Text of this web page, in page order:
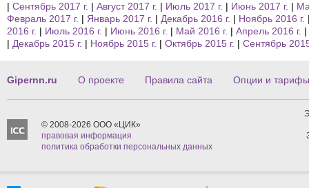
Сентябрь 2017 г.
Август 2017 г. Июль 2017 г. Июнь 2017 г.
Февраль 2017 г.
Январь 2017 г. Декабрь 2016 г.
Ноябрь 2016 г.
2016 г.
Июль 2016 г. Июнь 2016 г. Май 2016 г.
Апрель 2016 г.
Декабрь 2015 г.
Ноябрь 2015 г. Октябрь 2015 г. Сентябрь
Gipernn.ru О проекте Правила сайта Опции и тарифы
© 2008-2026 ООО «ЦИК»
правовая информация
политика обработки персональных данных